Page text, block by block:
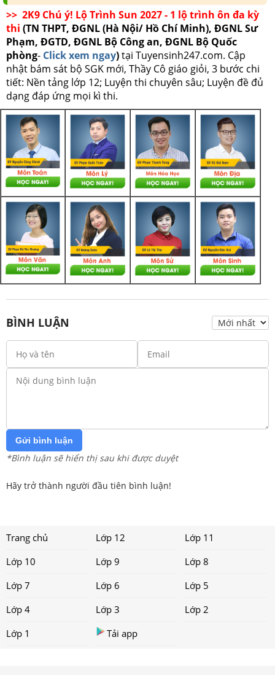
>> 2K9 Chú ý! Lộ Trình Sun 2027 - 1 lộ trình ôn đa kỳ
thi (TN THPT, ĐGNL (Hà Nội/ Hồ Chí Minh), ĐGNL Sư
Phạm, ĐGTD, ĐGNL Bộ Công an, ĐGNL Bộ Quốc
phòng- Click xem ngay)tại Tuyensinh247.com. Cập
nhật bám sát bộ SGK mới, Thầy Cô giáo giỏi, 3 bước chi
tiết: Nền tảng lớp 12; Luyện thi chuyên sâu; Luyện đề đủ
dạng đáp ứng mọi kì thi.
BÌNH LUẬN
Gửi bình luận
*Bình luận sẽ hiển thị sau khi được duyệt
Hãy trở thành người đầu tiên bình luận!
Trang chủ Lớp 12
Lớp 11
Lớp 10
Lớp 9
Lớp 8
Lớp 7
Lớp 6
Lớp 5
Lớp 4
Lớp 3
Lớp 2
Lớp 1
Tải app